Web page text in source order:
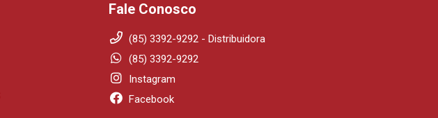
Fale Conosco
(85) 3392-9292 - Distribuidora
(85) 3392-9292
Instagram
Facebook